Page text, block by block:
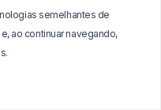
semelhantes de
e, ao continuar navegando,